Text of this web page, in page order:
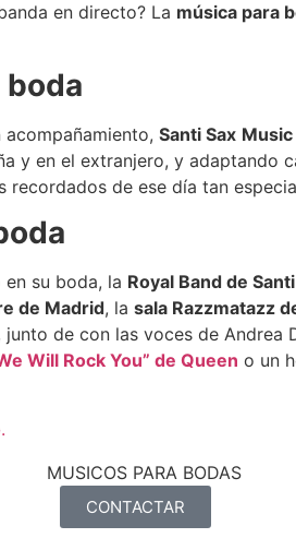
en directo? La música para
boda
Santi Sax Music
y en el extranjero, y adaptando
recordados de ese día tan
su boda, la Royal Band de
de Madrid, la sala Razzmatazz
de con las voces de
Will Rock You” de Queen o un
.
CONTACTAR